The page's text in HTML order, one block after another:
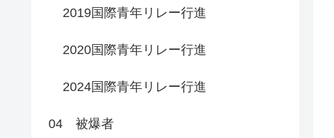
2019国際青年リレー行進
2020国際青年リレー行進
2024国際青年リレー行進
04 被爆者